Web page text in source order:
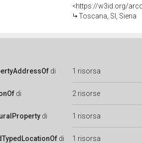
<https://w3id.org/
Toscana, SI, Siena
di 1 risorsa
di 2 risorse
di 1 risorsa
di 1 risorsa